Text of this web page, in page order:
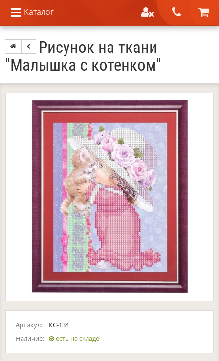
Каталог
Рисунок на ткани
"Малышка с котенком"
Артикул:
КС-134
Наличие:
есть на складе